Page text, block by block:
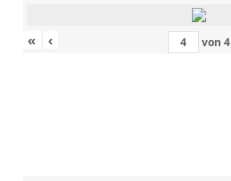
« ‹ von 4